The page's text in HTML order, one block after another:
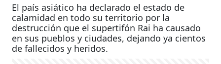
El país asiático ha declarado el estado de
calamidad en todo su territorio por la
destrucción que el supertifón Rai ha causado
en sus pueblos y ciudades, dejando ya cientos
de fallecidos y heridos.